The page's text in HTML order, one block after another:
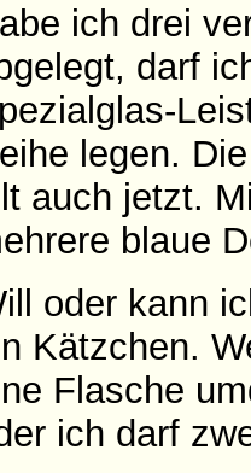
ich drei
darf
legen.
auch jetzt.
blaue
oder kann
Kätzchen.
Flasche
ich darf